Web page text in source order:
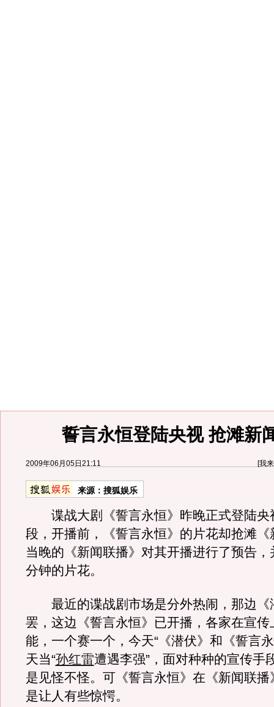
誓言永恒登陆央视 抢滩新
2009年06月05日21:11 [我
来源： 搜狐娱乐
谍战大剧《誓言永恒》昨晚正式登陆央
段，开播前，《誓言永恒》的片花却抢滩《
当晚的《新闻联播》对其开播进行了预告
分钟的片花。
最近的谍战剧市场是分外热闹，那边《
罢，这边《誓言永恒》已开播，各家在宣传
能，一个赛一个，今天“《潜伏》和《誓言
天当“孙红雷遭遇李强”，面对种种的宣传手
是见怪不怪。可《誓言永恒》在《新闻联播
是让人有些惊愕。